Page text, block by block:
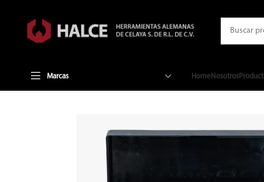
Marcas Home Nosotros